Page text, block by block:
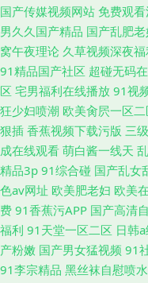
国产传媒视频网站 免费观
男久久国产精品 国产乱肥老
窝午夜理论 久草视频深夜福
91精品国产社区 超碰无码
区 宅男福利在线播放 91视
狂少妇喷潮 欧美肏屄一区二
狠插 香蕉视频下载污版 三
成在线观看 萌白酱一线天
精品3p 91综合碰 国产乱女
色av网址 欧美肥老妇 欧美
费 91香蕉污APP 国产高清
福利 91天堂一区二区 日韩
产粉嫩 国产男女猛视频 91
91李宗精品 黑丝袜自慰喷水